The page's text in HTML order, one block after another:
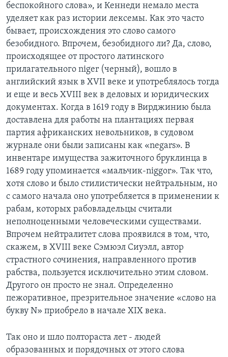
беспокойного слова», и Кеннеди немало места
уделяет как раз истории лексемы. Как это часто
бывает, происхождения это слово самого
безобидного. Впрочем, безобидного ли? Да, слово,
происходящее от простого латинского
прилагательного niger (черный), вошло в
английский язык в XVII веке и употреблялось тогда
и еще и весь XVIII век в деловых и юридических
документах. Когда в 1619 году в Вирджинию была
доставлена для работы на плантациях первая
партия африканских невольников, в судовом
журнале они были записаны как «negars». В
инвентаре имущества зажиточного бруклинца в
1689 году упоминается «мальчик-niggor». Так что,
хотя слово и было стилистически нейтральным, но
с самого начала оно употребляется в применении к
рабам, которых рабовладельцы считали
неполноценными человеческими существами.
Впрочем нейтралитет слова проявился в том, что,
скажем, в XVIII веке Сэмюэл Сиуэлл, автор
страстного сочинения, направленного против
рабства, пользуется исключительно этим словом.
Другого он просто не знал. Определенно
пежоративное, презрительное значение «слово на
букву N» приобрело в начале XIX века.
Так оно и шло полтораста лет - людей
образованных и порядочных от этого слова